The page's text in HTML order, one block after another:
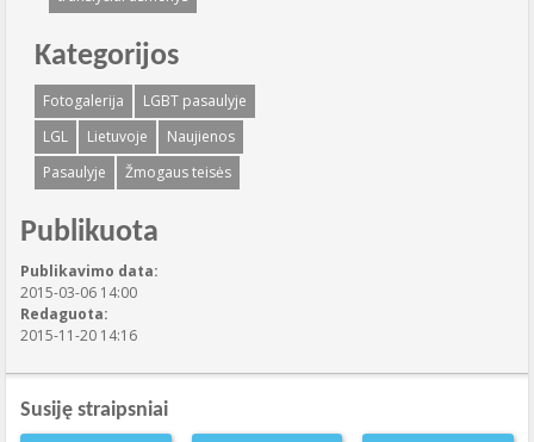
Kategorijos
Fotogalerija
LGBT pasaulyje
LGL
Lietuvoje
Naujienos
Pasaulyje
Žmogaus teisės
Publikuota
Publikavimo data:
2015-03-06 14:00
Redaguota:
2015-11-20 14:16
Susiję straipsniai